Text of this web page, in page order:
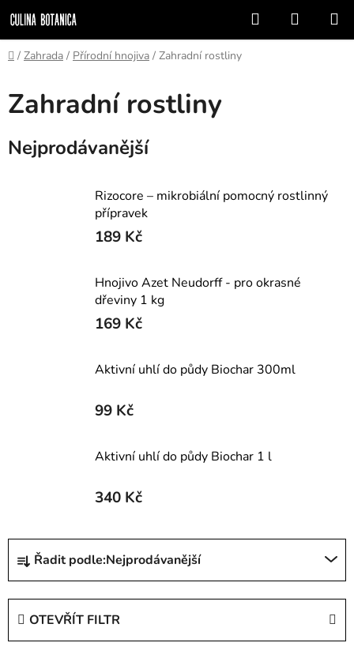
na
obsah
Hledat
KOŠÍK
Domů
/ Zahrada / Přírodní hnojiva / Zahradní rostliny
Zahradní rostliny
Nejprodávanější
Rizocore – mikrobiální pomocný rostlinný
přípravek
189 Kč
Hnojivo Azet Neudorff - pro okrasné
dřeviny 1 kg
169 Kč
Aktivní uhlí do půdy Biochar 300ml
99 Kč
Aktivní uhlí do půdy Biochar 1 l
340 Kč
Ř
z
Řadit podle:Nejprodávanější
OTEVŘÍT FILTR